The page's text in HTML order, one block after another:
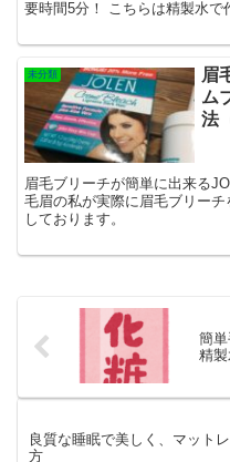
要時間5分！ こちらは精製水で作るのですが、今回は精製水を使わな
未分類
眉
ム
法
眉毛ブリーチが簡単に出来る
毛眉の私が実際に眉毛ブリー
しております。
簡単
精製
良質な睡眠で美しく、マット
方